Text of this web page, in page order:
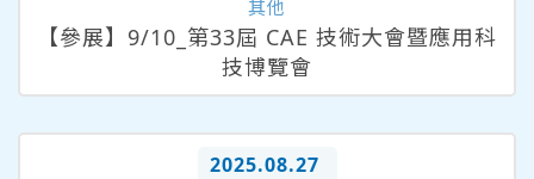
其他
【參展】9/10_第33屆 CAE 技術大會暨應用科
技博覽會
2025.08.27